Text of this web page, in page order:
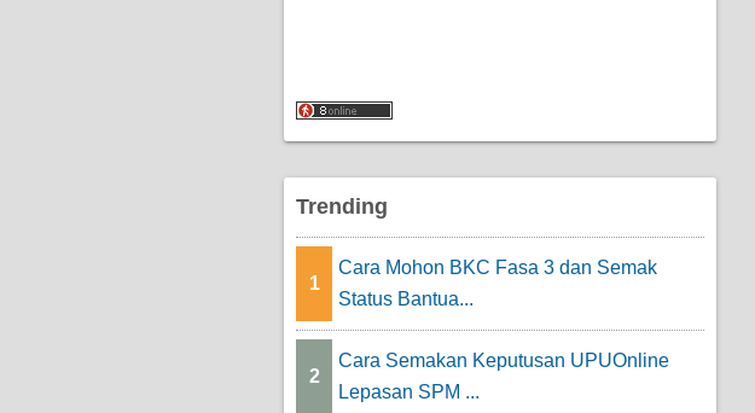
Trending
1
Cara Mohon BKC Fasa 3 dan Semak
Status Bantua...
2
Cara Semakan Keputusan UPUOnline
Lepasan SPM ...